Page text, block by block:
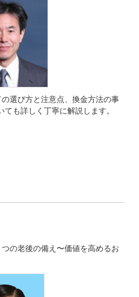
選び方と注意点、換金方法の事
も詳しく丁寧に解説します。
の老後の備え〜価値を高めるお